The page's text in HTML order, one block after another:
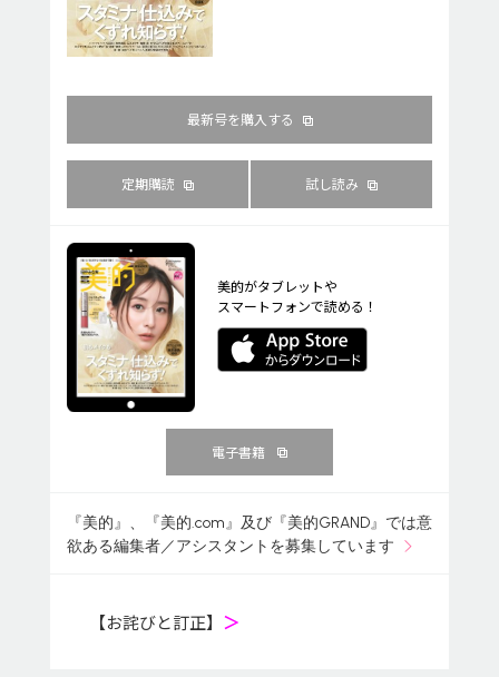
最新号を購入する
定期購読 試し読み
美的がタブレットや
スマートフォンで読める！
電子書籍
『美的』、『美的.com』及び『美的GRAND』では意
欲ある編集者／アシスタントを募集しています
【お詫びと訂正】 ＞